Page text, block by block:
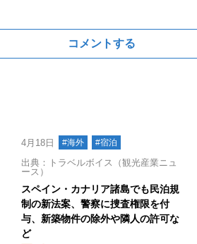
コメントする
4月18日 #海外 #宿泊
出典：トラベルボイス（観光産業ニュ
ース）
スペイン・カナリア諸島でも民泊規
制の新法案、警察に捜査権限を付
与、新築物件の除外や隣人の許可な
ど